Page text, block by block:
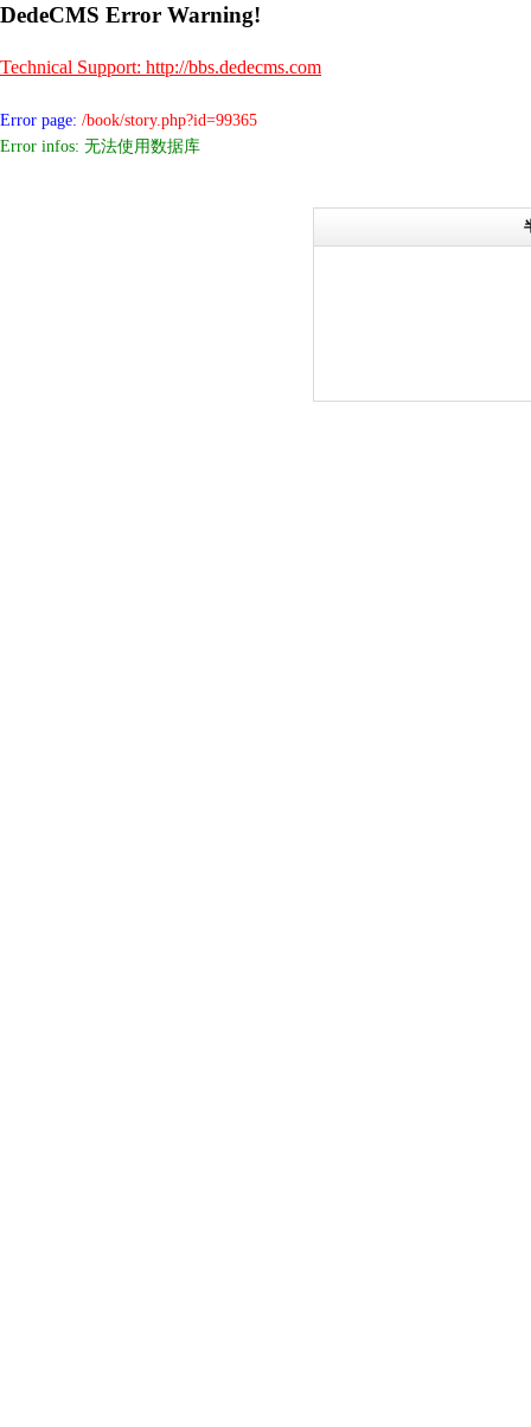
DedeCMS Error Warning!
Technical Support: http://bbs.dedecms.com
Error page: /book/story.php?id=99365
Error infos: 无法使用数据库